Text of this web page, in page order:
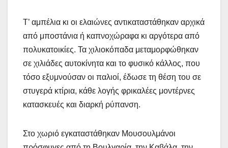
Τ’ αμπέλια κι οι ελαιώνες αντικαταστάθηκαν αρχικά
από μποστάνια ή καπνοχώραφα κι αργότερα από
πολυκατοικίες. Τα χιλιοκόπαδα μεταμορφώθηκαν
σε χιλιάδες αυτοκίνητα και το φυσικό κάλλος, που
τόσο εξυμνούσαν οι παλιοί, έδωσε τη θέση του σε
στυγερά κτίρια, κάθε λογής φρικαλέες μοντέρνες
κατασκευές και διαρκή ρύπανση.
Στο χωριό εγκαταστάθηκαν Μουσουλμάνοι